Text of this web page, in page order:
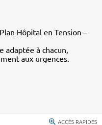
Hôpital en Tension –
adaptée à chacun,
aux urgences.
ACCÈS RAPIDES